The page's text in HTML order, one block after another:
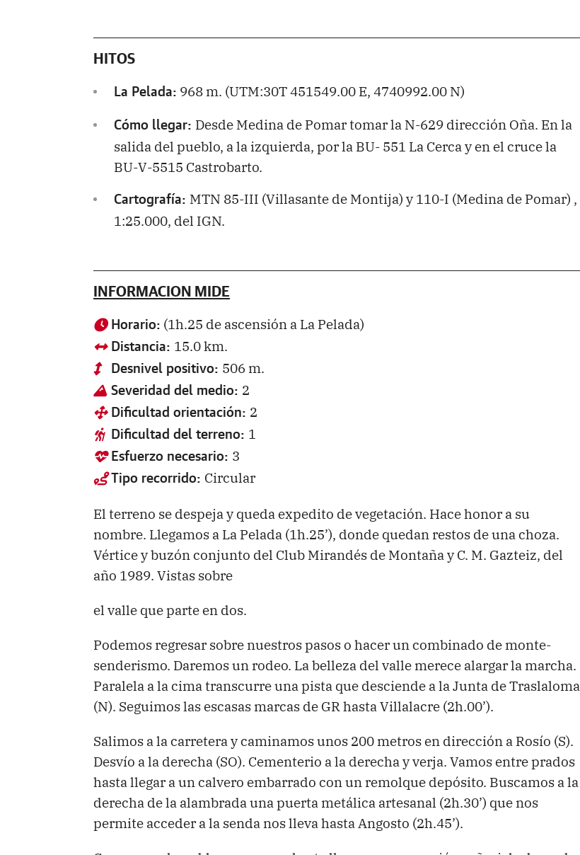
HITOS
La Pelada: 968 m. (UTM:30T 451549.00 E, 4740992.00 N)
Cómo llegar: Desde Medina de Pomar tomar la N-629 dirección Oña. En la
salida del pueblo, a la izquierda, por la BU- 551 La Cerca y en el cruce la
BU-V-5515 Castrobarto.
Cartografía: MTN 85-III (Villasante de Montija) y 110-I (Medina de Pomar) ,
1:25.000, del IGN.
INFORMACION MIDE
Horario: (1h.25 de ascensión a La Pelada)
Distancia: 15.0 km.
Desnivel positivo: 506 m.
Severidad del medio: 2
Dificultad orientación: 2
Dificultad del terreno: 1
Esfuerzo necesario: 3
Tipo recorrido: Circular
El terreno se despeja y queda expedito de vegetación. Hace honor a su
nombre. Llegamos a La Pelada (1h.25’), donde quedan restos de una choza.
Vértice y buzón conjunto del Club Mirandés de Montaña y C. M. Gazteiz, del
año 1989. Vistas sobre
el valle que parte en dos.
Podemos regresar sobre nuestros pasos o hacer un combinado de monte-
senderismo. Daremos un rodeo. La belleza del valle merece alargar la marcha.
Paralela a la cima transcurre una pista que desciende a la Junta de Traslaloma
(N). Seguimos las escasas marcas de GR hasta Villalacre (2h.00’).
Salimos a la carretera y caminamos unos 200 metros en dirección a Rosío (S).
Desvío a la derecha (SO). Cementerio a la derecha y verja. Vamos entre prados
hasta llegar a un calvero embarrado con un remolque depósito. Buscamos a la
derecha de la alambrada una puerta metálica artesanal (2h.30’) que nos
permite acceder a la senda nos lleva hasta Angosto (2h.45’).